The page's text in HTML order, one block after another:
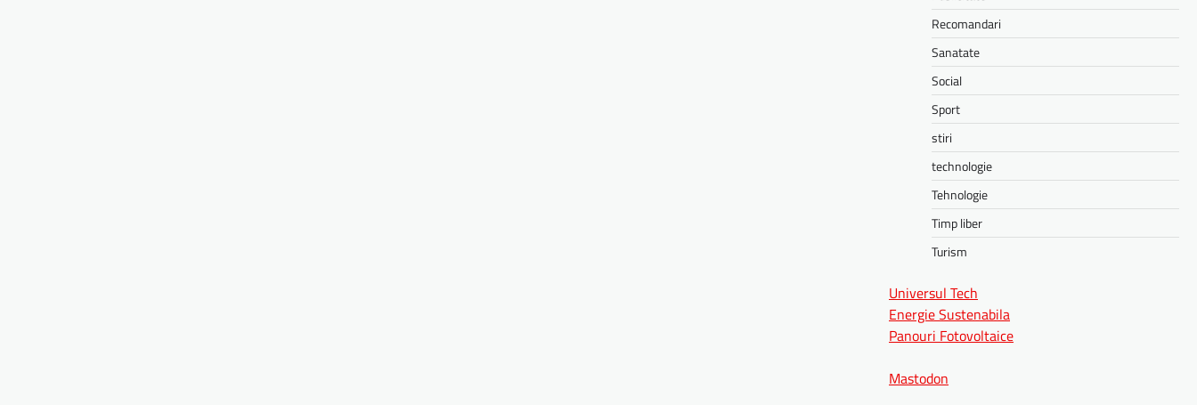
Recomandari
Sanatate
Social
Sport
stiri
technologie
Tehnologie
Timp liber
Turism
Universul Tech
Energie Sustenabila
Panouri Fotovoltaice
Mastodon